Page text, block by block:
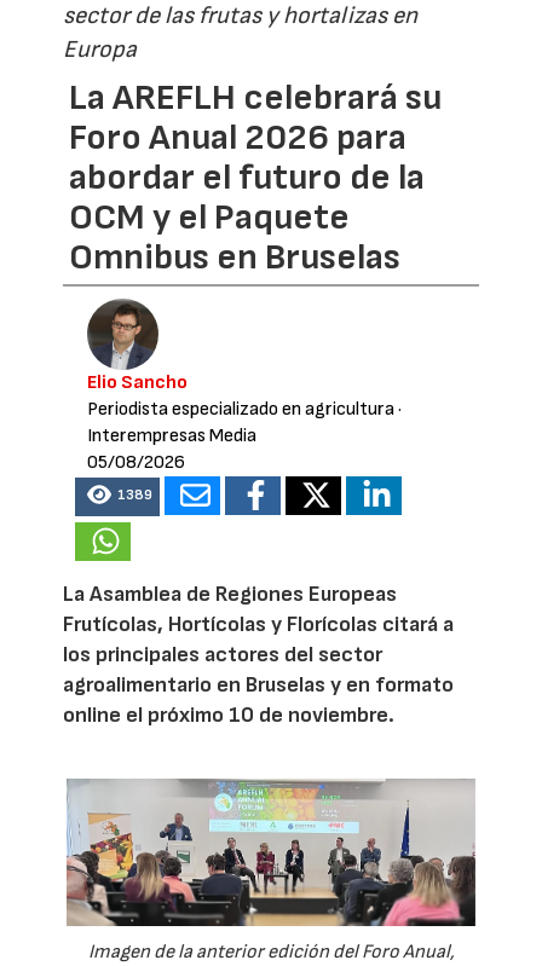
sector de las frutas y hortalizas en
Europa
La AREFLH celebrará su
Foro Anual 2026 para
abordar el futuro de la
OCM y el Paquete
Omnibus en Bruselas
Elio Sancho
Periodista especializado en agricultura·
Interempresas Media
05/08/2026
1389
La Asamblea de Regiones Europeas
Frutícolas, Hortícolas y Florícolas citará a
los principales actores del sector
agroalimentario en Bruselas y en formato
online el próximo 10 de noviembre.
Imagen de la anterior edición del Foro Anual,